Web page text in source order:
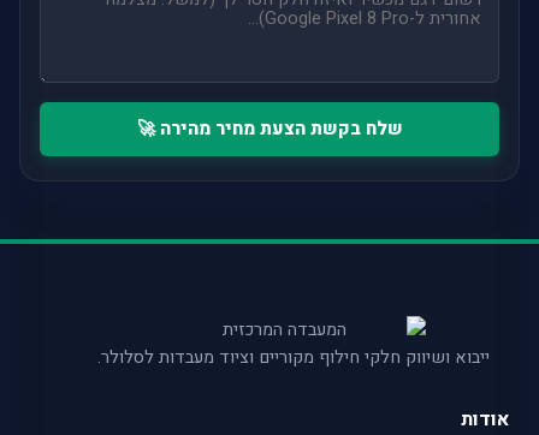
שלח בקשת הצעת מחיר מהירה 🚀
ייבוא ושיווק חלקי חילוף מקוריים וציוד מעבדות לסלולר.
אודות